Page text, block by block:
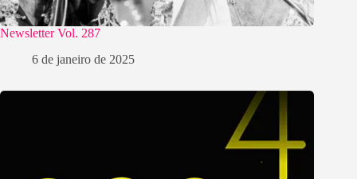
Newsletter Vol. 287
6 de janeiro de 2025